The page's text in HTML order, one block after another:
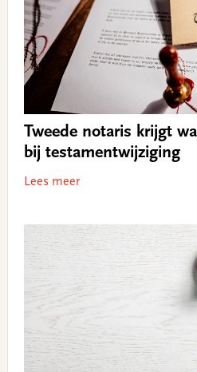
Tweede notaris krijgt
bij testamentwijziging
Lees meer